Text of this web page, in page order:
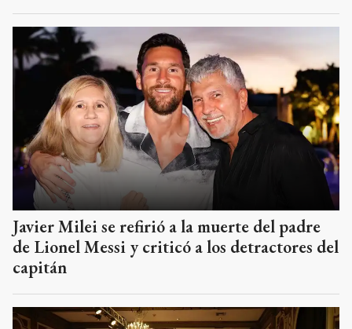
Javier Milei se refirió a la muerte del padre
de Lionel Messi y criticó a los detractores del
capitán